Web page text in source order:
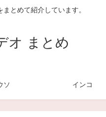
とめて紹介しています。
オ まとめ
ソ インコ